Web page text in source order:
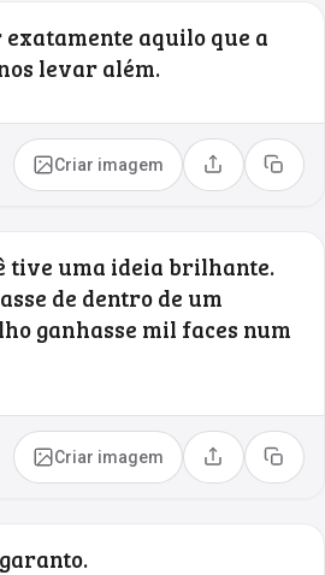
aquilo que a
levar além.
Criar imagem Compartilhar
Copiar
tive uma ideia brilhante.
de dentro de um
ganhasse mil faces num
Criar imagem Compartilhar
Copiar